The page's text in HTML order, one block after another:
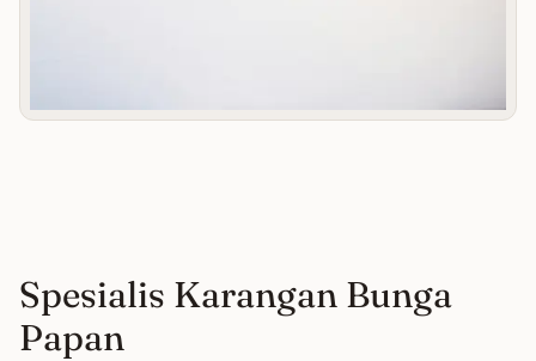
Spesialis Karangan Bunga
Papan